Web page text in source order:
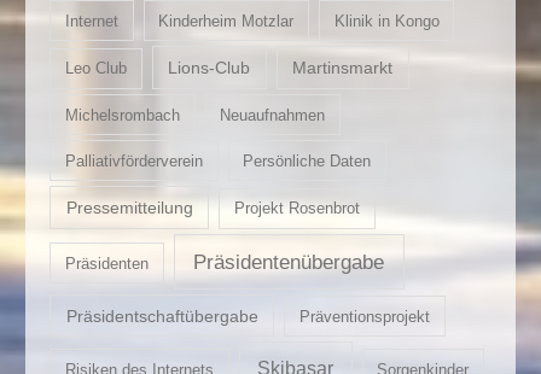
Internet Kinderheim Motzlar Klinik in Kongo
Leo Club Lions-Club Martinsmarkt
Michelsrombach Neuaufnahmen
Palliativförderverein Persönliche Daten
Pressemitteilung Projekt Rosenbrot
Präsidenten Präsidentenübergabe
Präsidentschaftübergabe Präventionsprojekt
Risiken des Internets Skibasar Sorgenkinder